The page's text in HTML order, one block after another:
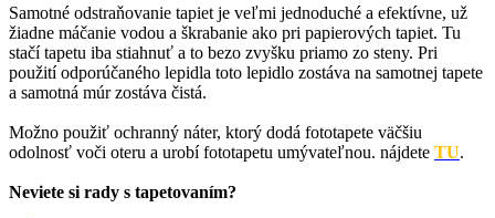
Samotné odstraňovanie tapiet je veľmi jednoduché a efektívne, už
žiadne máčanie vodou a škrabanie ako pri papierových tapiet. Tu
stačí tapetu iba stiahnuť a to bezo zvyšku priamo zo steny. Pri
použití odporúčaného lepidla toto lepidlo zostáva na samotnej tapete
a samotná múr zostáva čistá.
Možno použiť ochranný náter, ktorý dodá fototapete väčšiu
odolnosť voči oteru a urobí fototapetu umývateľnou. nájdete TU.
Neviete si rady s tapetovaním?